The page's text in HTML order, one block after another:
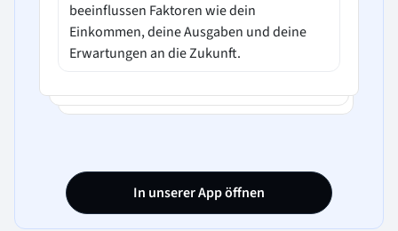
beeinflussen Faktoren wie dein
Einkommen, deine Ausgaben und deine
Erwartungen an die Zukunft.
D. Geldnachfrage ist wie viel Bargeld du in
deiner Geldbörse oder in deinem
Ausgaben. In unserer App öffnen